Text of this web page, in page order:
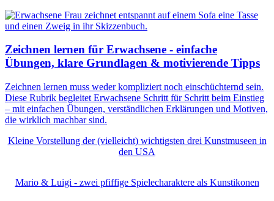
Zeichnen lernen für Erwachsene - einfache
Übungen, klare Grundlagen & motivierende Tipps
Zeichnen lernen muss weder kompliziert noch einschüchternd sein.
Diese Rubrik begleitet Erwachsene Schritt für Schritt beim Einstieg
– mit einfachen Übungen, verständlichen Erklärungen und Motiven,
die wirklich machbar sind.
Kleine Vorstellung der (vielleicht) wichtigsten drei Kunstmuseen in
den USA
Mario & Luigi - zwei pfiffige Spielecharaktere als Kunstikonen